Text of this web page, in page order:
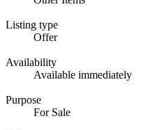
Listing type
Offer
Availability
Available immediately
Purpose
For Sale